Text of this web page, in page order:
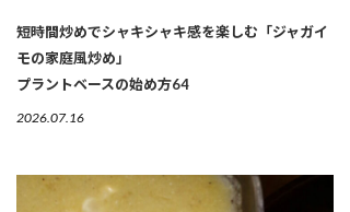
短時間炒めでシャキシャキ感を楽しむ「ジャガイ
モの家庭風炒め」
プラントベースの始め方64
2026.07.16